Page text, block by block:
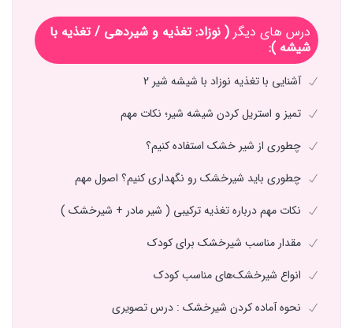
درس های دیگر ( نوزاد: تغذیه و شیردهی / تغذیه با
شیشه ):
آشنایی با تغذیه نوزاد با شیشه شیر 2
تمیز و استریل کردن شیشه شیر؛ نکات مهم
چطوری از شیر خشک استفاده کنیم؟
چطوری باید شیرخشک رو نگهداری کنیم؟ اصول مهم
نکات مهم درباره تغذیه ترکیبی ( شیر مادر + شیرخشک )
مقدار مناسب شیرخشک برای کودک
انواع شیرخشک‌های مناسب کودک
نحوه آماده کردن شیرخشک : درس تصویری